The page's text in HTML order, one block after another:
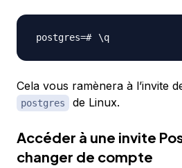
\
Cela vous ramènera à l’invite
postgres de Linux.
Accéder à une invite
changer de compte